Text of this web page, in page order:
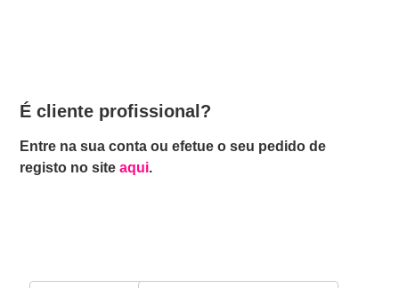
É cliente profissional?
Entre na sua conta ou efetue o seu pedido de
registo no siteaqui.